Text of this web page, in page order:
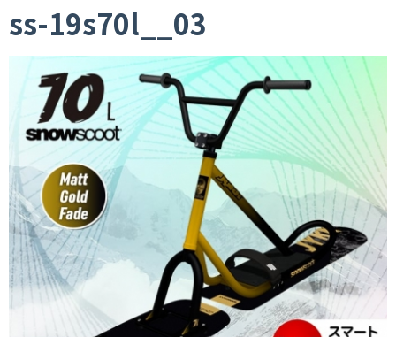
ss-19s70l__03